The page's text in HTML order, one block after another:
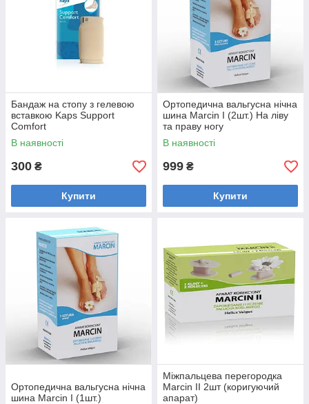
Бандаж на стопу з гелевою
вставкою Kaps Support
Comfort
В наявності
300 ₴
Купити
Ортопедична вальгусна нічна
шина Marcin I (2шт.) На ліву
та праву ногу
В наявності
999 ₴
Купити
Ортопедична вальгусна нічна
шина Marcin I (1шт.)
Міжпальцева перегородка
Marcin II 2шт (коригуючий
апарат)